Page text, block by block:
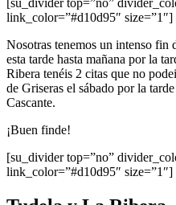
link_color=”#d10d95″ size=”1″]
Nosotras tenemos un intenso fin
esta tarde hasta mañana por la
Ribera tenéis 2 citas que no
de Griseras el sábado por la
Cascante.
¡Buen finde!
[su_divider top=”no”
link_color=”#d10d95″ size=”1″]